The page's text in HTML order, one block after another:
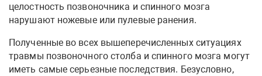
целостность позвоночника и спинного мозга
нарушают ножевые или пулевые ранения.
Полученные во всех вышеперечисленных ситуациях
травмы позвоночного столба и спинного мозга могут
иметь самые серьезные последствия. Безусловно,